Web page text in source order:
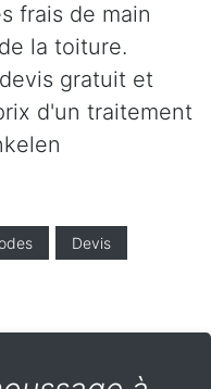
frais de main
la toiture.
gratuit et
d'un traitement
Devis